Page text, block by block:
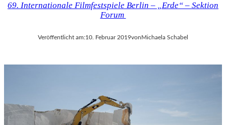
69. Internationale Filmfestspiele Berlin – „Erde“ – Sektion
Forum
Veröffentlicht am:10. Februar 2019vonMichaela Schabel